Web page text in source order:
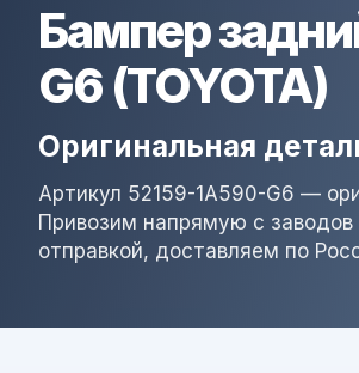
Бампер
G6 (TOYOTA)
Оригинальная
Артикул 52159-1A590-G6 —
Привозим напрямую с
отправкой, доставляем по